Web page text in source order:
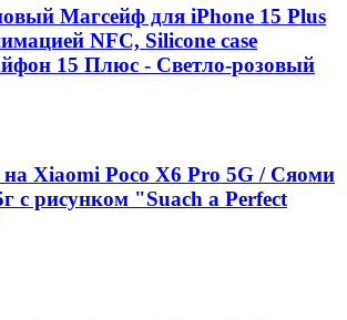
Магсейф для iPhone 15 Plus
NFC, Silicone case
15 Плюс - Светло-розовый
Xiaomi Poco X6 Pro 5G / Сяоми
с рисунком "Suach a Perfect